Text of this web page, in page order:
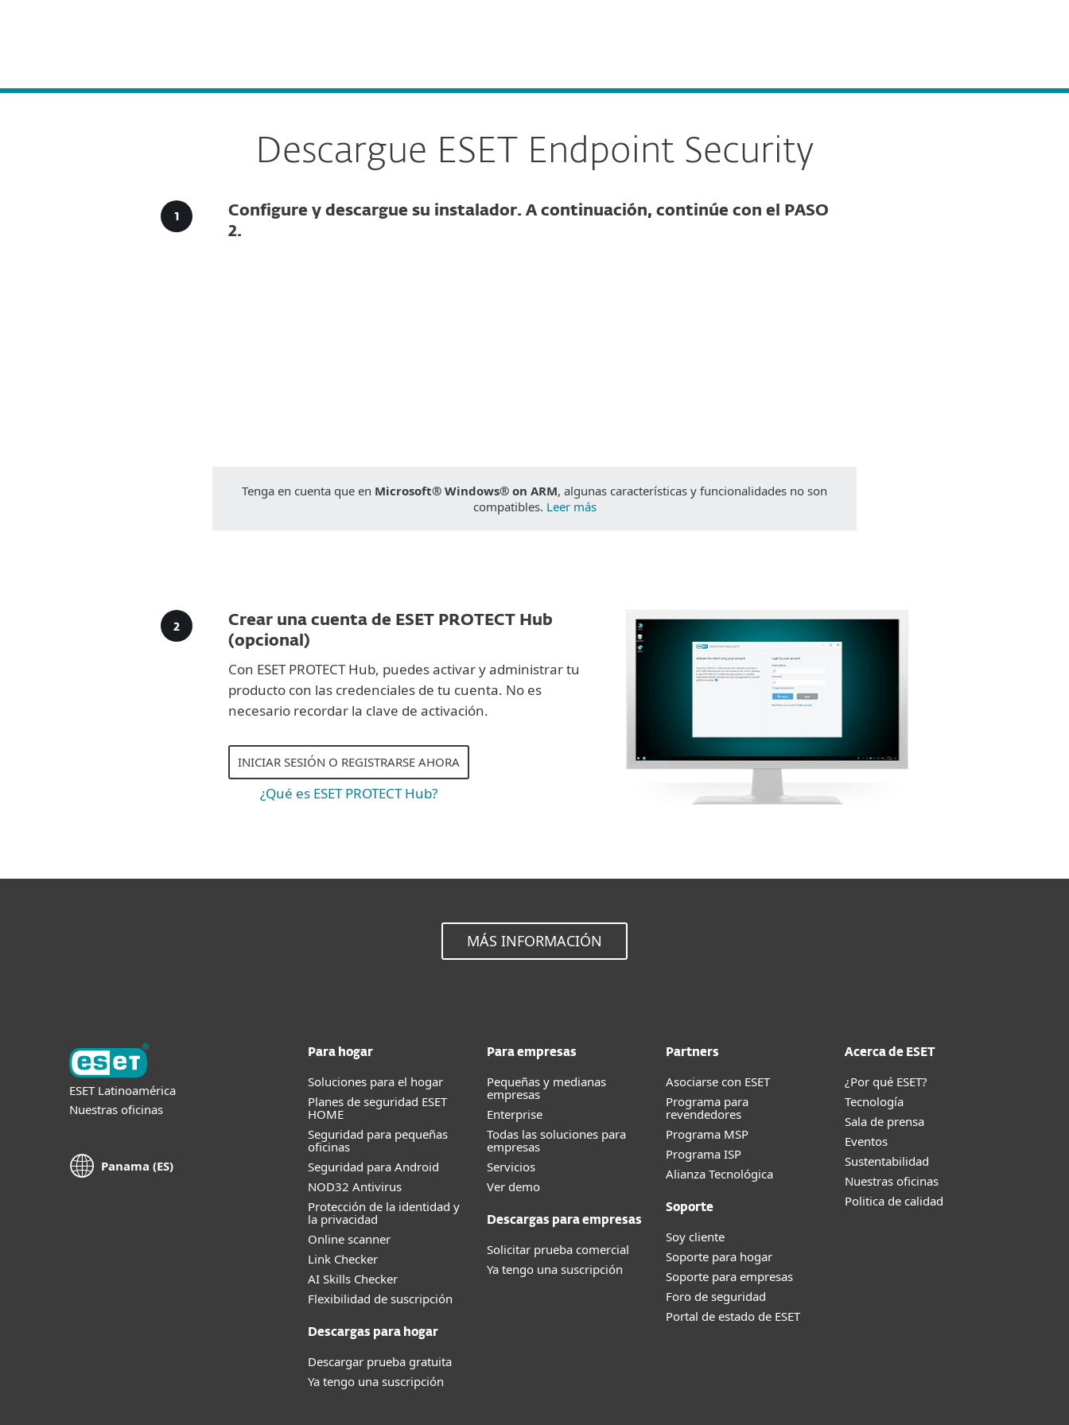
Descargue ESET Endpoint Security
Configure y descargue su instalador. A continuación, continúe con el PASO
2.
Tenga en cuenta que en Microsoft® Windows® on ARM, algunas características y funcionalidades no son
compatibles. Leer más
Crear una cuenta de ESET PROTECT Hub
(opcional)
Con ESET PROTECT Hub, puedes activar y administrar tu
producto con las credenciales de tu cuenta. No es
necesario recordar la clave de activación.
INICIAR SESIÓN O REGISTRARSE AHORA
¿Qué es ESET PROTECT Hub?
MÁS INFORMACIÓN
ESET Latinoamérica
Nuestras oficinas
Panama (ES)
Para hogar
Soluciones para el hogar
Planes de seguridad ESET
HOME
Seguridad para pequeñas
oficinas
Seguridad para Android
NOD32 Antivirus
Protección de la identidad y
la privacidad
Online scanner
Link Checker
AI Skills Checker
Flexibilidad de suscripción
Descargas para hogar
Descargar prueba gratuita
Ya tengo una suscripción
Para empresas
Pequeñas y medianas
empresas
Enterprise
Todas las soluciones para
empresas
Servicios
Ver demo
Descargas para empresas
Solicitar prueba comercial
Ya tengo una suscripción
Partners
Asociarse con ESET
Programa para
revendedores
Programa MSP
Programa ISP
Alianza Tecnológica
Soporte
Soy cliente
Soporte para hogar
Soporte para empresas
Foro de seguridad
Portal de estado de ESET
Acerca de ESET
¿Por qué ESET?
Tecnología
Sala de prensa
Eventos
Sustentabilidad
Nuestras oficinas
Politica de calidad